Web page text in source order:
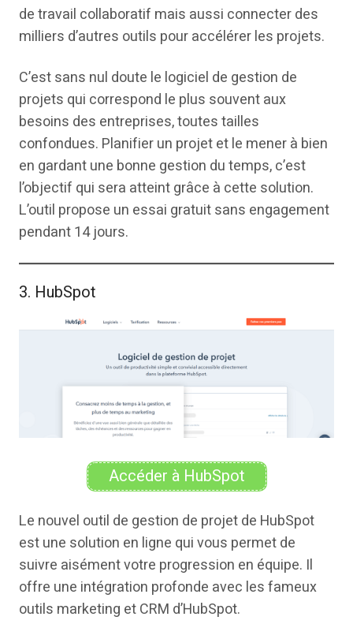
de travail collaboratif mais aussi connecter des
milliers d’autres outils pour accélérer les projets.
C’est sans nul doute le logiciel de gestion de
projets qui correspond le plus souvent aux
besoins des entreprises, toutes tailles
confondues. Planifier un projet et le mener à bien
en gardant une bonne gestion du temps, c’est
l’objectif qui sera atteint grâce à cette solution.
L’outil propose un essai gratuit sans engagement
pendant 14 jours.
3. HubSpot
Accéder à HubSpot
Le nouvel outil de gestion de projet de HubSpot
est une solution en ligne qui vous permet de
suivre aisément votre progression en équipe. Il
offre une intégration profonde avec les fameux
outils marketing et CRM d’HubSpot.